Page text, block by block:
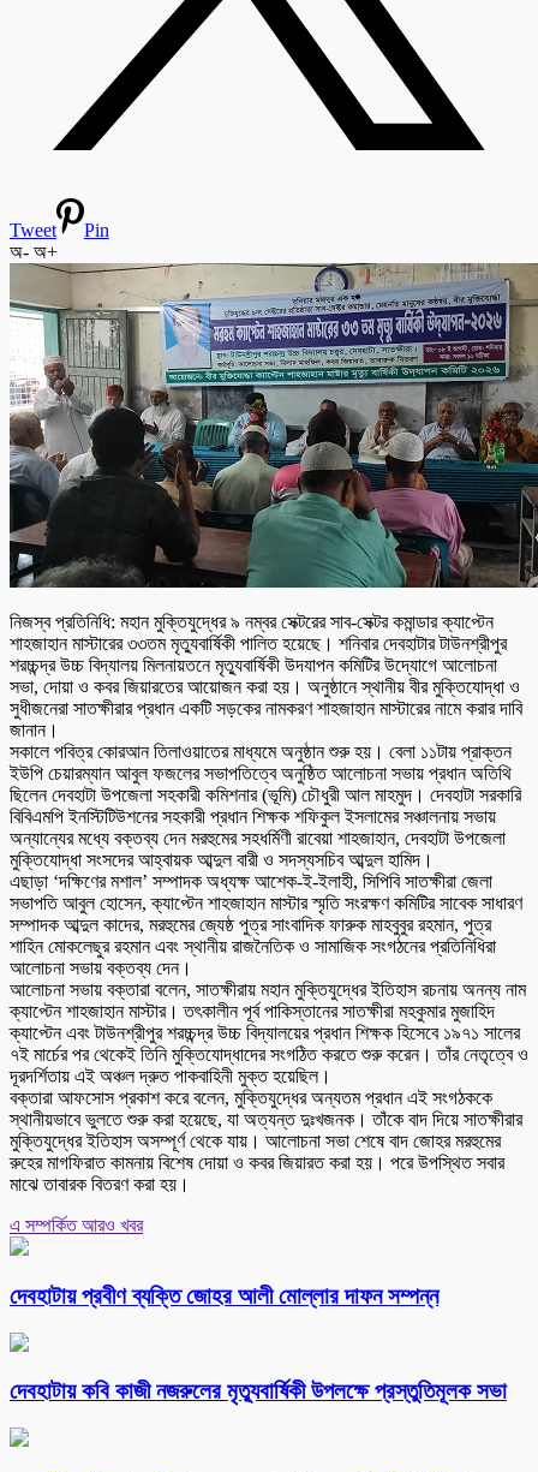
Tweet
Pin
অ- অ+
নিজস্ব প্রতিনিধি: মহান মুক্তিযুদ্ধের ৯ নম্বর সেক্টরের সাব-সেক্টর কমান্ডার ক্যাপ্টেন
শাহজাহান মাস্টারের ৩৩তম মৃত্যুবার্ষিকী পালিত হয়েছে। শনিবার দেবহাটার টাউনশ্রীপুর
শরচ্চন্দ্র উচ্চ বিদ্যালয় মিলনায়তনে মৃত্যুবার্ষিকী উদযাপন কমিটির উদ্যোগে আলোচনা
সভা, দোয়া ও কবর জিয়ারতের আয়োজন করা হয়। অনুষ্ঠানে স্থানীয় বীর মুক্তিযোদ্ধা ও
সুধীজনেরা সাতক্ষীরার প্রধান একটি সড়কের নামকরণ শাহজাহান মাস্টারের নামে করার দাবি
জানান।
সকালে পবিত্র কোরআন তিলাওয়াতের মাধ্যমে অনুষ্ঠান শুরু হয়। বেলা ১১টায় প্রাক্তন
ইউপি চেয়ারম্যান আবুল ফজলের সভাপতিত্বে অনুষ্ঠিত আলোচনা সভায় প্রধান অতিথি
ছিলেন দেবহাটা উপজেলা সহকারী কমিশনার (ভূমি) চৌধুরী আল মাহমুদ। দেবহাটা সরকারি
বিবিএমপি ইনস্টিটিউশনের সহকারী প্রধান শিক্ষক শফিকুল ইসলামের সঞ্চালনায় সভায়
অন্যান্যের মধ্যে বক্তব্য দেন মরহুমের সহধর্মিণী রাবেয়া শাহজাহান, দেবহাটা উপজেলা
মুক্তিযোদ্ধা সংসদের আহ্বায়ক আব্দুল বারী ও সদস্যসচিব আব্দুল হামিদ।
এছাড়া ‘দক্ষিণের মশাল’ সম্পাদক অধ্যক্ষ আশেক-ই-ইলাহী, সিপিবি সাতক্ষীরা জেলা
সভাপতি আবুল হোসেন, ক্যাপ্টেন শাহজাহান মাস্টার স্মৃতি সংরক্ষণ কমিটির সাবেক সাধারণ
সম্পাদক আব্দুল কাদের, মরহুমের জ্যেষ্ঠ পুত্র সাংবাদিক ফারুক মাহবুবুর রহমান, পুত্র
শাহিন মোকলেছুর রহমান এবং স্থানীয় রাজনৈতিক ও সামাজিক সংগঠনের প্রতিনিধিরা
আলোচনা সভায় বক্তব্য দেন।
আলোচনা সভায় বক্তারা বলেন, সাতক্ষীরায় মহান মুক্তিযুদ্ধের ইতিহাস রচনায় অনন্য নাম
ক্যাপ্টেন শাহজাহান মাস্টার। তৎকালীন পূর্ব পাকিস্তানের সাতক্ষীরা মহকুমার মুজাহিদ
ক্যাপ্টেন এবং টাউনশ্রীপুর শরচ্চন্দ্র উচ্চ বিদ্যালয়ের প্রধান শিক্ষক হিসেবে ১৯৭১ সালের
৭ই মার্চের পর থেকেই তিনি মুক্তিযোদ্ধাদের সংগঠিত করতে শুরু করেন। তাঁর নেতৃত্বে ও
দূরদর্শিতায় এই অঞ্চল দ্রুত পাকবাহিনী মুক্ত হয়েছিল।
বক্তারা আফসোস প্রকাশ করে বলেন, মুক্তিযুদ্ধের অন্যতম প্রধান এই সংগঠককে
স্থানীয়ভাবে ভুলতে শুরু করা হয়েছে, যা অত্যন্ত দুঃখজনক। তাঁকে বাদ দিয়ে সাতক্ষীরার
মুক্তিযুদ্ধের ইতিহাস অসম্পূর্ণ থেকে যায়। আলোচনা সভা শেষে বাদ জোহর মরহুমের
রুহের মাগফিরাত কামনায় বিশেষ দোয়া ও কবর জিয়ারত করা হয়। পরে উপস্থিত সবার
মাঝে তাবারক বিতরণ করা হয়।
এ সম্পর্কিত আরও খবর
দেবহাটায় প্রবীণ ব্যক্তি জোহর আলী মোল্লার দাফন সম্পন্ন
দেবহাটায় কবি কাজী নজরুলের মৃত্যুবার্ষিকী উপলক্ষে প্রস্তুতিমূলক সভা